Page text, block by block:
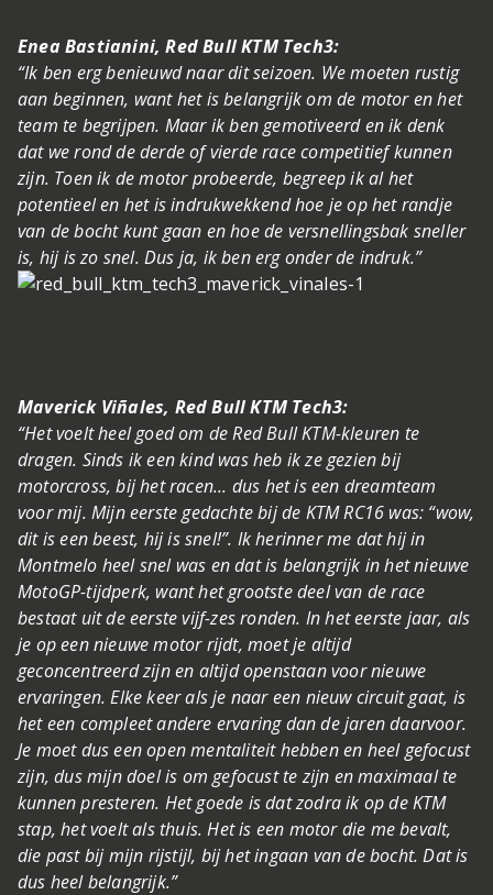
Enea Bastianini, Red Bull KTM Tech3:
“Ik ben erg benieuwd naar dit seizoen. We moeten rustig
aan beginnen, want het is belangrijk om de motor en het
team te begrijpen. Maar ik ben gemotiveerd en ik denk
dat we rond de derde of vierde race competitief kunnen
zijn. Toen ik de motor probeerde, begreep ik al het
potentieel en het is indrukwekkend hoe je op het randje
van de bocht kunt gaan en hoe de versnellingsbak sneller
is, hij is zo snel. Dus ja, ik ben erg onder de indruk.”
Maverick Viñales, Red Bull KTM Tech3:
“Het voelt heel goed om de Red Bull KTM-kleuren te
dragen. Sinds ik een kind was heb ik ze gezien bij
motorcross, bij het racen... dus het is een dreamteam
voor mij. Mijn eerste gedachte bij de KTM RC16 was: “wow,
dit is een beest, hij is snel!”. Ik herinner me dat hij in
Montmelo heel snel was en dat is belangrijk in het nieuwe
MotoGP-tijdperk, want het grootste deel van de race
bestaat uit de eerste vijf-zes ronden. In het eerste jaar, als
je op een nieuwe motor rijdt, moet je altijd
geconcentreerd zijn en altijd openstaan voor nieuwe
ervaringen. Elke keer als je naar een nieuw circuit gaat, is
het een compleet andere ervaring dan de jaren daarvoor.
Je moet dus een open mentaliteit hebben en heel gefocust
zijn, dus mijn doel is om gefocust te zijn en maximaal te
kunnen presteren. Het goede is dat zodra ik op de KTM
stap, het voelt als thuis. Het is een motor die me bevalt,
die past bij mijn rijstijl, bij het ingaan van de bocht. Dat is
dus heel belangrijk.”